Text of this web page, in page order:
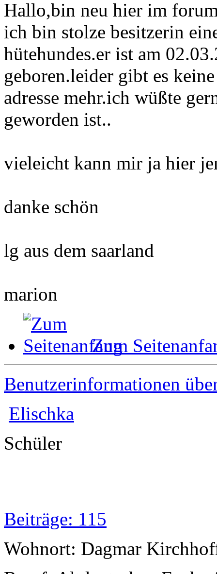
Hallo,bin neu hier im
ich bin stolze besitzerin
hütehundes.er ist am
geboren.leider gibt es
adresse mehr.ich wüßte
geworden ist..
vieleicht kann mir ja hier
danke schön
lg aus dem saarland
marion
Zum
Benutzerinformationen
Elischka
Schüler
Beiträge: 115
Wohnort: Dagmar